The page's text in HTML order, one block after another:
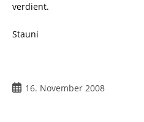
verdient.
Stauni
Beitrag16. November 2008